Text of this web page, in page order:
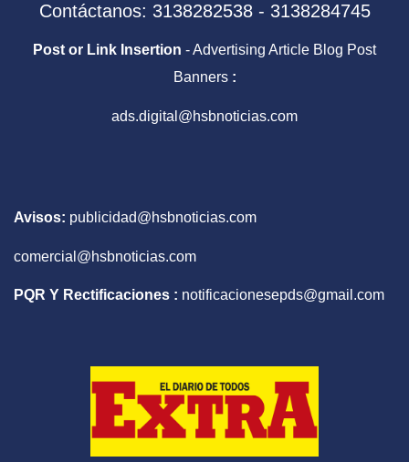
Contáctanos: 3138282538 - 3138284745
Post or Link Insertion - Advertising Article Blog Post
Banners :
ads.digital@hsbnoticias.com
Avisos: publicidad@hsbnoticias.com
comercial@hsbnoticias.com
PQR Y Rectificaciones : notificacionesepds@gmail.com